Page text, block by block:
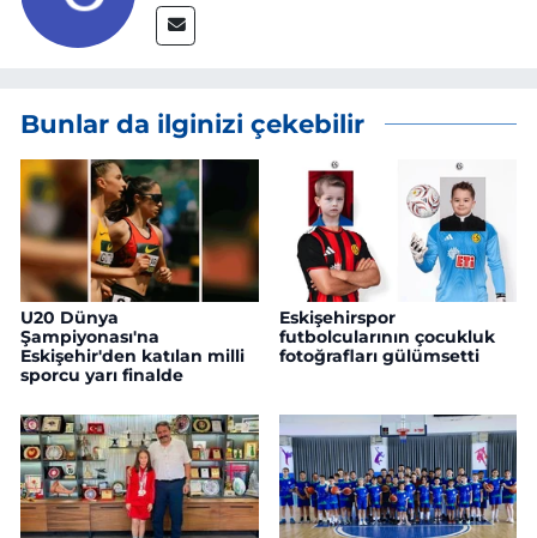
Bunlar da ilginizi çekebilir
U20 Dünya
Şampiyonası'na
Eskişehir'den katılan milli
sporcu yarı finalde
Eskişehirspor
futbolcularının çocukluk
fotoğrafları gülümsetti